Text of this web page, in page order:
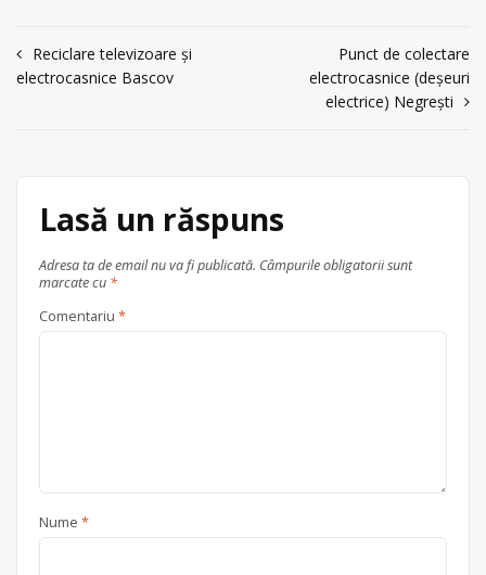
plastic, anvelope uzate , cu punct de
colectare în Luduș, la adresa: . Sediu
social:SC RIPEN DOR SRL MUREȘ Str.
neferoase ,hârtie și carton,lemn
, în
județul Mureș
Luduș
Trimite un mesaj
Navigare
în
Reciclare televizoare și
electrocasnice Bascov
Punct de colectare
electrocasnice (deșeuri
electrice) Negrești
Lasă un răspuns
Adresa ta de email nu va fi publicată. Câmpurile obligatorii sunt
marcate cu *
Comentariu *
Nume *